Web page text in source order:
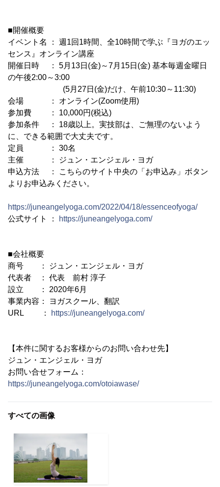
■開催概要
イベント名 ： 週1回1時間、全10時間で学ぶ『ヨガのエッ
センス』オンライン講座
開催日時 ： 5月13日(金)～7月15日(金) 基本毎週金曜日
の午後2:00～3:00
(5月27日(金)だけ、午前10:30～11:30)
会場 ： オンライン(Zoom使用)
参加費 ： 10,000円(税込)
参加条件 ： 18歳以上。実技部は、ご無理のないよう
に、できる範囲で大丈夫です。
定員 ： 30名
主催 ： ジュン・エンジェル・ヨガ
申込方法 ： こちらのサイト中央の「お申込み」ボタン
よりお申込みください。
https://juneangelyoga.com/2022/04/18/essenceofyoga/
公式サイト ：
https://juneangelyoga.com/
■会社概要
商号 ： ジュン・エンジェル・ヨガ
代表者 ： 代表 前村 淳子
設立 ： 2020年6月
事業内容： ヨガスクール、翻訳
URL ：
https://juneangelyoga.com/
【本件に関するお客様からのお問い合わせ先】
ジュン・エンジェル・ヨガ
お問い合せフォーム：
https://juneangelyoga.com/otoiawase/
すべての画像